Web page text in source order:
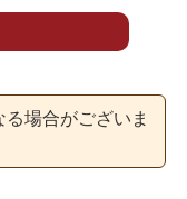
場合がございま